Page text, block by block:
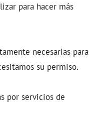
para hacer más
necesarias para
su permiso.
por servicios de